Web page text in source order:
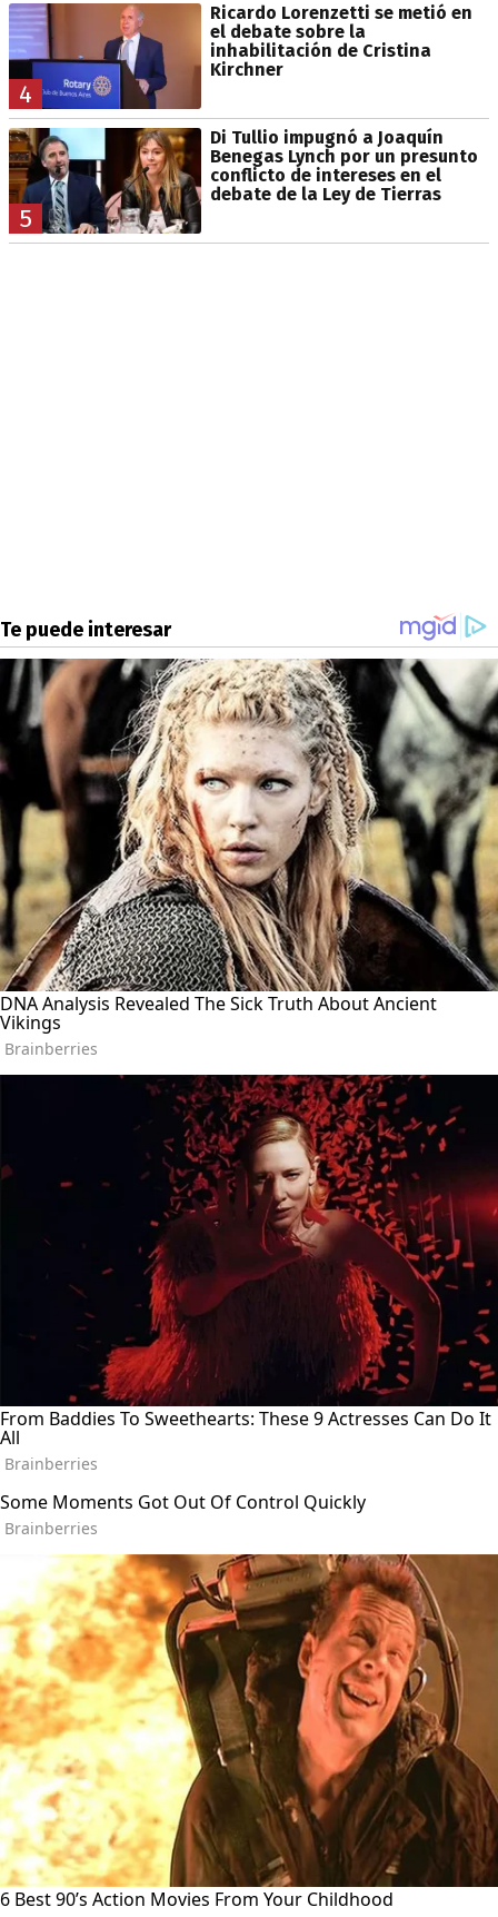
4
Ricardo Lorenzetti se metió en
el debate sobre la
inhabilitación de Cristina
Kirchner
5
Di Tullio impugnó a Joaquín
Benegas Lynch por un presunto
conflicto de intereses en el
debate de la Ley de Tierras